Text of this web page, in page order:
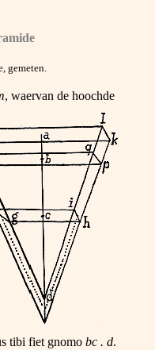
gemeten.
, waervan de hoochde
tibi fiet gnomo bc . d.